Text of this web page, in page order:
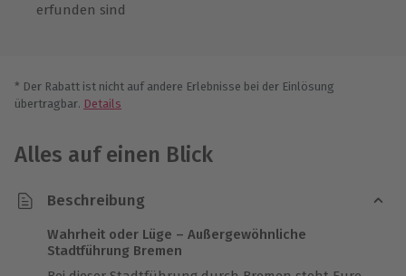
erfunden sind
* Der Rabatt ist nicht auf andere Erlebnisse bei der Einlösung
übertragbar. Details
Alles auf einen Blick
Beschreibung
Wahrheit oder Lüge – Außergewöhnliche
Stadtführung Bremen